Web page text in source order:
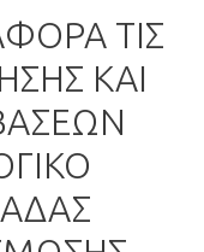
ΤΙΣ
ΚΑΙ